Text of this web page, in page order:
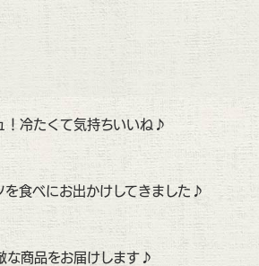
！冷たくて気持ちいいね♪
を食べにお出かけしてきました♪
な商品をお届けします♪